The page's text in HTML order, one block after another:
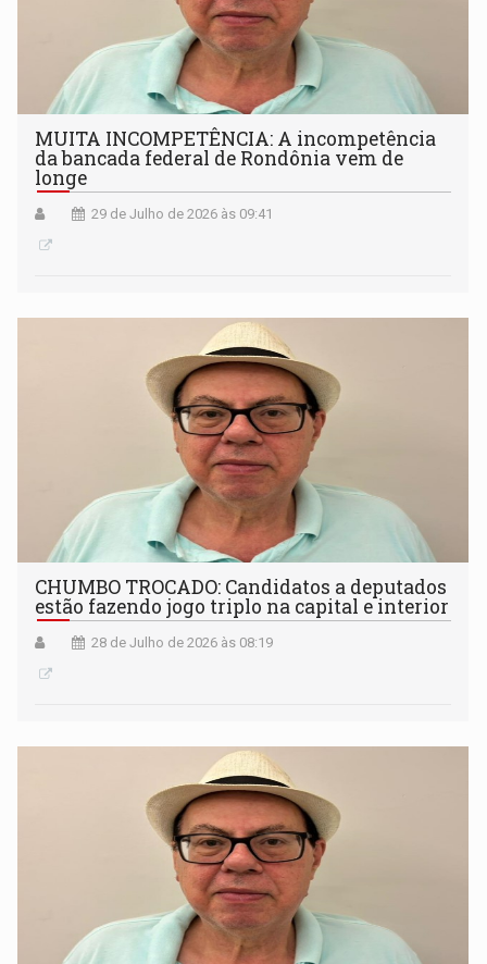
MUITA INCOMPETÊNCIA: A incompetência
da bancada federal de Rondônia vem de
longe
29 de Julho de 2026 às 09:41
CHUMBO TROCADO: Candidatos a deputados
estão fazendo jogo triplo na capital e interior
28 de Julho de 2026 às 08:19